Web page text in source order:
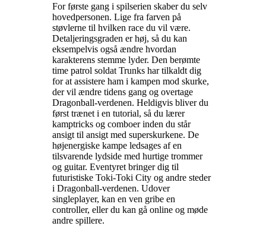
For første gang i spilserien skaber du selv
hovedpersonen. Lige fra farven på
støvlerne til hvilken race du vil være.
Detaljeringsgraden er høj, så du kan
eksempelvis også ændre hvordan
karakterens stemme lyder. Den berømte
time patrol soldat Trunks har tilkaldt dig
for at assistere ham i kampen mod skurke,
der vil ændre tidens gang og overtage
Dragonball-verdenen. Heldigvis bliver du
først trænet i en tutorial, så du lærer
kamptricks og comboer inden du står
ansigt til ansigt med superskurkene. De
højenergiske kampe ledsages af en
tilsvarende lydside med hurtige trommer
og guitar. Eventyret bringer dig til
futuristiske Toki-Toki City og andre steder
i Dragonball-verdenen. Udover
singleplayer, kan en ven gribe en
controller, eller du kan gå online og møde
andre spillere.